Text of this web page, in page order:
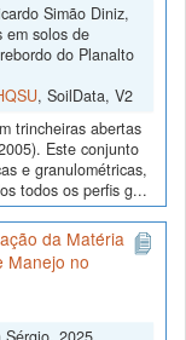
Simão Diniz,
em solos de
do Planalto
, SoilData, V2
trincheiras abertas
Este conjunto
e granulométricas,
todos os perfis g...
da Matéria
Manejo no